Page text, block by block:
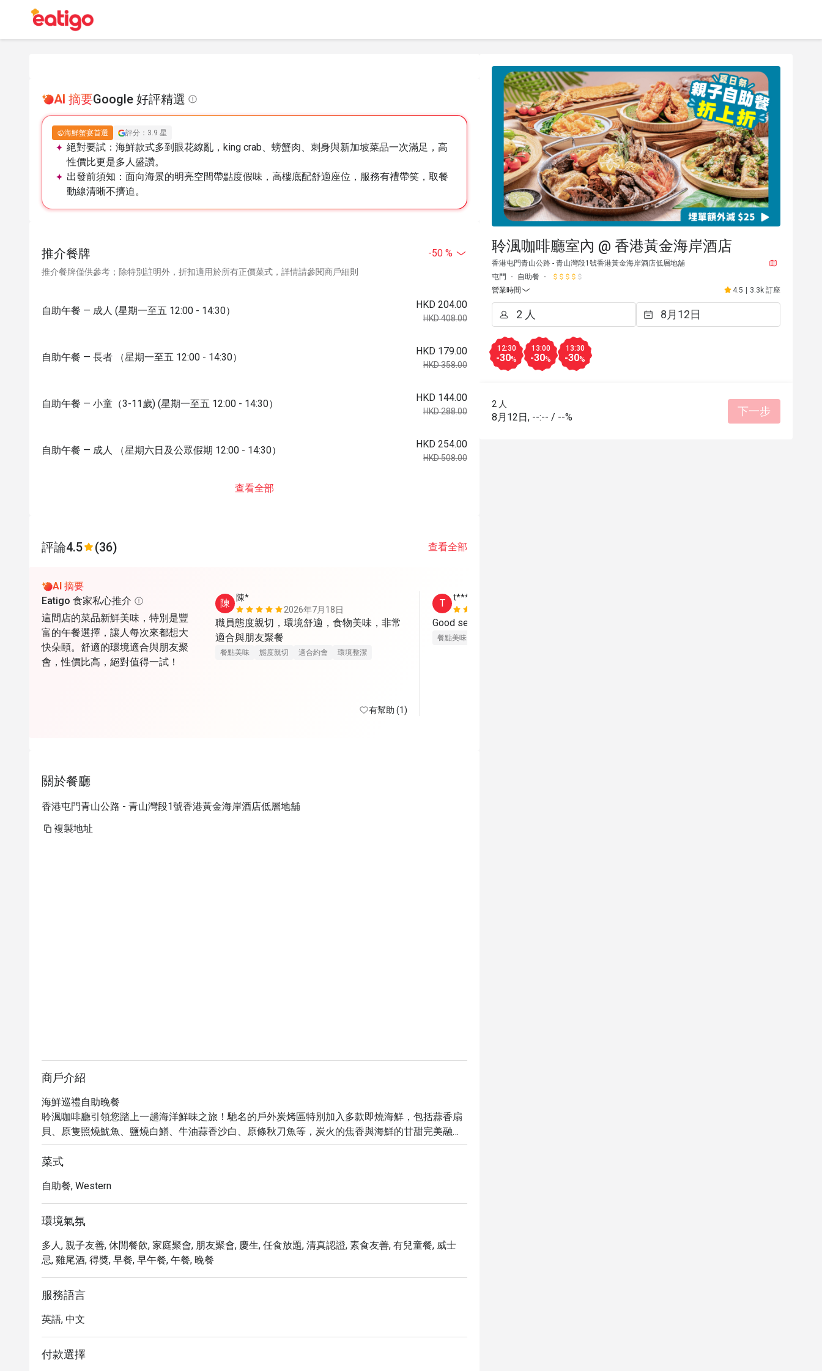
AI 摘要Google 好評精選
海鮮蟹宴首選 評分：3.9 星
絕對要試： 海鮮款式多到眼花繚亂，king crab、螃蟹肉、刺身與新加坡菜品一次滿足，高
性價比更是多人盛讚。
出發前須知： 面向海景的明亮空間帶點度假味，高樓底配舒適座位，服務有禮帶笑，取餐
動線清晰不擠迫。
推介餐牌 -50 %
推介餐牌僅供參考；除特別註明外，折扣適用於所有正價菜式，詳情請參閱商戶細則
自助午餐 — 成人 (星期一至五 12:00 - 14:30）
HKD 204.00
HKD 408.00
自助午餐 — 長者 （星期一至五 12:00 - 14:30）
HKD 179.00
HKD 358.00
自助午餐 — 小童（3-11歲) (星期一至五 12:00 - 14:30）
HKD 144.00
HKD 288.00
自助午餐 — 成人 （星期六日及公眾假期 12:00 - 14:30）
HKD 254.00
HKD 508.00
查看全部
評論4.5 (36) 查看全部
AI 摘要
Eatigo 食家私心推介
這間店的菜品新鮮美味，特別是豐
富的午餐選擇，讓人每次來都想大
快朵頤。舒適的環境適合與朋友聚
會，性價比高，絕對值得一試！
陳
陳*
2026年7月18日
職員態度親切，環境舒適，食物美味，非常
適合與朋友聚餐
餐點美味 態度親切 適合約會 環境整潔
有幫助 (1)
T
t*****s
Good service, nice environment.
餐點美味
關於餐廳
香港屯門青山公路 - 青山灣段1號香港黃金海岸酒店低層地舖
複製地址
商戶介紹
海鮮巡禮自助晚餐
聆渢咖啡廳引領您踏上一趟海洋鮮味之旅！馳名的戶外炭烤區特別加入多款即燒海鮮，包括蒜香扇
貝、原隻照燒魷魚、鹽燒白鱔、牛油蒜香沙白、原條秋刀魚等，炭火的焦香與海鮮的甘甜完美融
合，為味蕾帶來極致享受。每位賓客尊享主廚悉心呈獻的法式焗龍蝦米多乙客， 濃郁醬汁與細嫩龍
蝦交織出奢華滋味，令人一試傾心。
養生滋味。甜品方面，必試輕盈綿密、蛋香馥郁的自家製梳乎厘班戟，佐以糖漿及水果，風味更
佳。
週末及公眾假期，炭烤區更有原隻炭烤乳豬，皮脆肉嫩、香氣馥郁，讓美味升華，締造非凡享受。
菜式
自助餐, Western
環境氣氛
多人, 親子友善, 休閒餐飲, 家庭聚會, 朋友聚會, 慶生, 任食放題, 清真認證, 素食友善, 有兒童餐, 威士
忌, 雞尾酒, 得獎, 早餐, 早午餐, 午餐, 晚餐
服務語言
英語, 中文
付款選擇
聆渢咖啡廳室內 @ 香港黃金海岸酒店
香港屯門青山公路 - 青山灣段1號香港黃金海岸酒店低層地舖
屯門
自助餐
營業時間
4.5 3.3k 訂座
12:30
-30%
13:00
-30%
13:30
-30%
2 人
8月12日 , --:-- / --% 下一步